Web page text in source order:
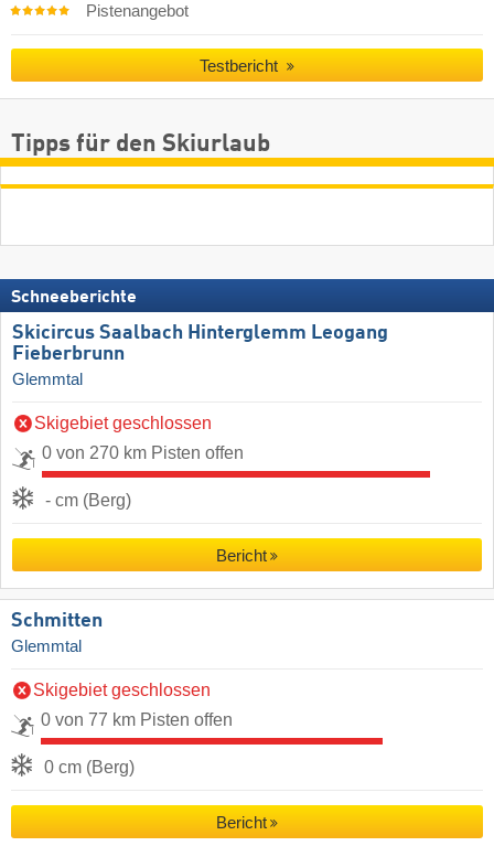
Pistenangebot
Testbericht
Tipps für den Skiurlaub
Schneeberichte
Skicircus Saalbach Hinterglemm Leogang
Fieberbrunn
Glemmtal
Skigebiet geschlossen
0 von 270 km Pisten offen
- cm (Berg)
Bericht
Schmitten
Glemmtal
Skigebiet geschlossen
0 von 77 km Pisten offen
0 cm (Berg)
Bericht